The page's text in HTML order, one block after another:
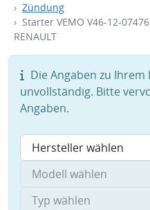
Zündung
Starter VEMO V46-12-
RENAULT
Die Angaben zu Ihrem
unvollständig. Bitte
Angaben.